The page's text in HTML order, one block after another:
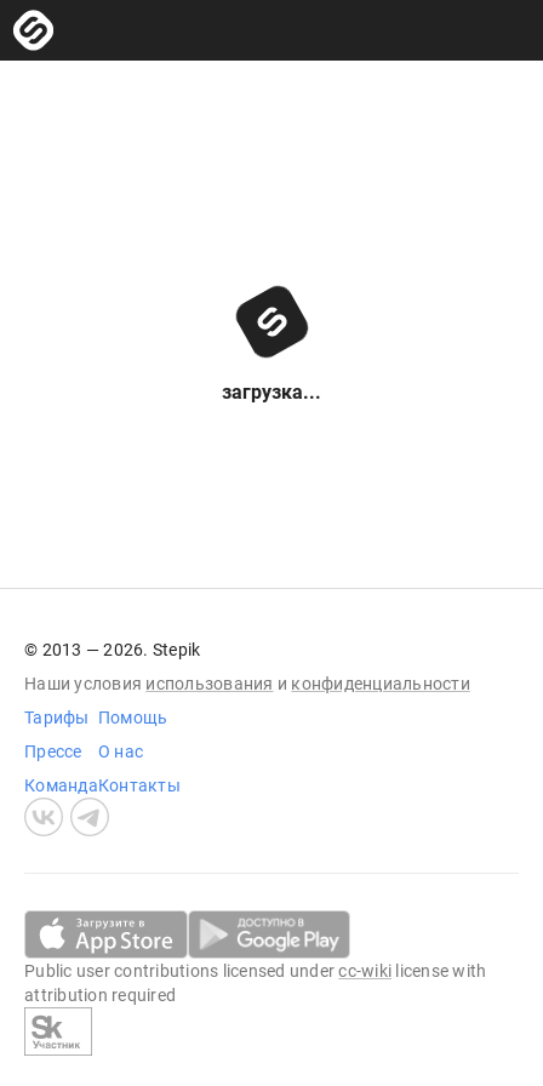
загрузка...
© 2013 — 2026. Stepik
Наши условия использования и конфиденциальности
Тарифы
Прессе
Команда
Помощь
О нас
Контакты
Public user contributions licensed undercc-wiki license with
attribution required